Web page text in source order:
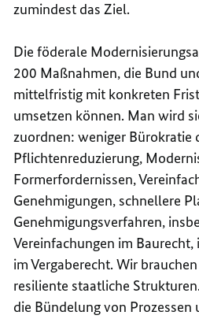
zumindest das Ziel.
Die föderale
200 Maßnahmen, die Bund
mittelfristig mit konkreten
umsetzen können. Man wird
zuordnen: weniger Bürokratie
Pflichtenreduzierung,
Formerfordernissen,
Genehmigungen, schnellere
Genehmigungsverfahren,
Vereinfachungen im
im Vergaberecht. Wir
resiliente staatliche
die Bündelung von Prozessen